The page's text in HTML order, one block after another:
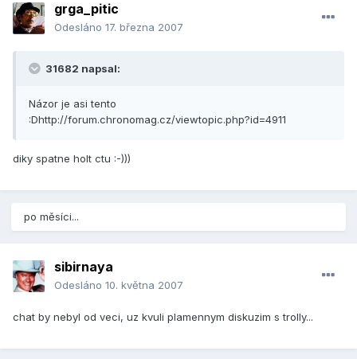
grga_pitic
Odesláno 17. března 2007
31682 napsal:
Názor je asi tento
:Dhttp://forum.chronomag.cz/viewtopic.php?id=4911
diky spatne holt ctu :-)))
po měsíci...
sibirnaya
Odesláno 10. května 2007
chat by nebyl od veci, uz kvuli plamennym diskuzim s trolly...